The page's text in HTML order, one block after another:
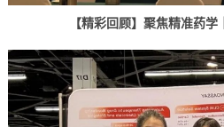
【精彩回顾】聚焦精准药